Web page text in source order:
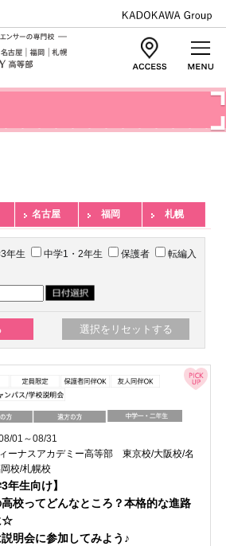
名古屋 福岡 札幌
年生 中学1・2年生 保護者
転編入
01～08/31
ーナスアカデミー高等部 東京校/大阪校/名
校/札幌校
3年生向け】
校ってどんなところ？本格的な進路
☆
説明会に参加してみよう♪